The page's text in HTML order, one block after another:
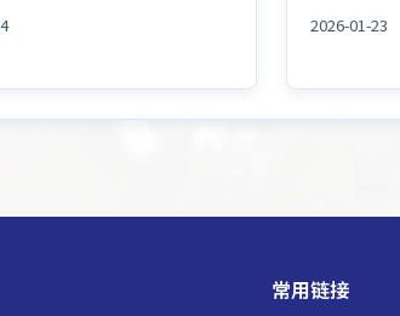
2026-01-23
常用链接